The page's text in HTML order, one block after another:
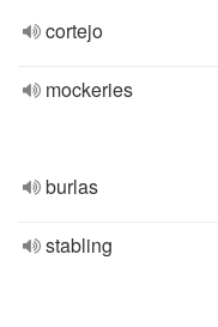
cortejo
mockeries
burlas
stabling